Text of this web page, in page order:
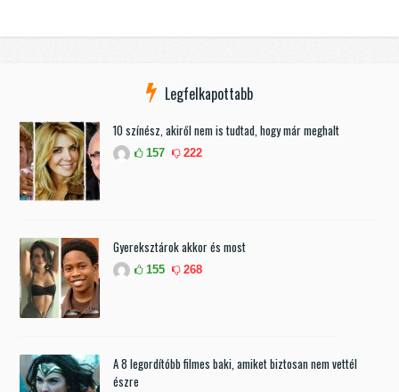
Legfelkapottabb
10 színész, akiről nem is tudtad, hogy már meghalt
157 222
Gyereksztárok akkor és most
155 268
A 8 legordítóbb filmes baki, amiket biztosan nem vettél
észre